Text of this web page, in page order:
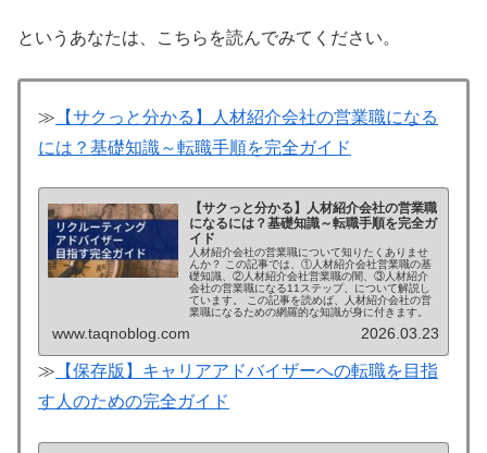
というあなたは、こちらを読んでみてください。
≫ 【サクっと分かる】人材紹介会社の営業職になる
には？基礎知識～転職手順を完全ガイド
【サクっと分かる】人材紹介会社の営業職
になるには？基礎知識～転職手順を完全ガ
イド
人材紹介会社の営業職について知りたくありませ
んか？ この記事では、①人材紹介会社営業職の基
礎知識、②人材紹介会社営業職の闇、③人材紹介
会社の営業職になる11ステップ、について解説し
ています。 この記事を読めば、人材紹介会社の営
業職になるための網羅的な知識が身に付きます。
www.taqnoblog.com 2026.03.23
≫ 【保存版】キャリアアドバイザーへの転職を目指
す人のための完全ガイド